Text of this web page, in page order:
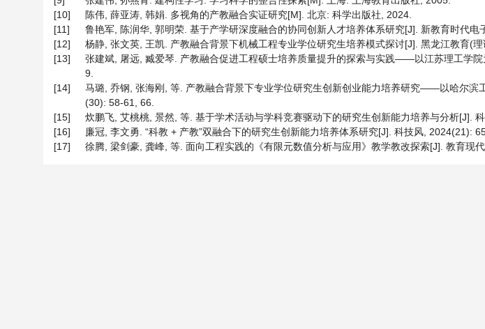
[10]
陈伟, 薛亚涛, 韩娟. 多视角的产教融合实证研究[M]. 北京: 科学出版社, 2024.
[11]
鲁艳军, 陈润华, 郭明荣. 基于产学研深度融合的协同创新人才培养体系研究[J]. 新教育时代电
[12]
杨静, 张文英, 王凯. 产教融合背景下机械工程专业学位研究生培养模式探讨[J]. 黑龙江教育(
[13]
张建斌, 屠远, 臧爱琴. 产教融合促进工程硕士培养质量提升的探索与实践——以江苏理工学
9.
[14]
马璐, 乔钢, 张海刚, 等. 产教融合背景下专业学位研究生创新创业能力培养研究——以哈尔滨
(30): 58-61, 66.
[15]
炊鹏飞, 艾桃桃, 景然, 等. 基于学术活动与学科竞赛驱动下的研究生创新能力培养与分析[J].
[16]
廉冠, 李文勇. “科教 + 产教”双融合下的研究生创新能力培养体系研究[J]. 科技风, 2024(21):
[17]
徐腾, 梁剑豪, 龚峰, 等. 面向工程实践的《有限元数值分析与应用》教学教改探索[J]. 教育现